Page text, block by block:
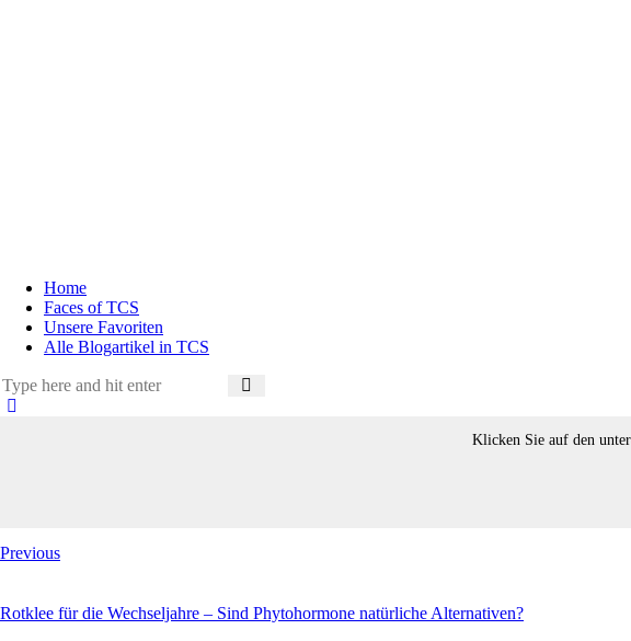
Home
Faces of TCS
Unsere Favoriten
Alle Blogartikel in TCS
Klicken Sie auf den
Beitragsnavigation
Previous
Rotklee für die Wechseljahre – Sind Phytohormone natürliche Alternativen?